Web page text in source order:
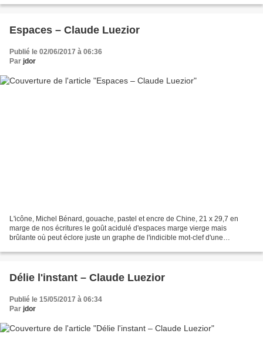
Espaces – Claude Luezior
Publié le 02/06/2017 à 06:36
Par jdor
L'icône, Michel Bénard, gouache, pastel et encre de Chine, 21 x 29,7 en
marge de nos écritures le goût acidulé d'espaces marge vierge mais
brûlante où peut éclore juste un graphe de l'indicible mot-clef d'une
Délie l'instant – Claude Luezior
Publié le 15/05/2017 à 06:34
Par jdor